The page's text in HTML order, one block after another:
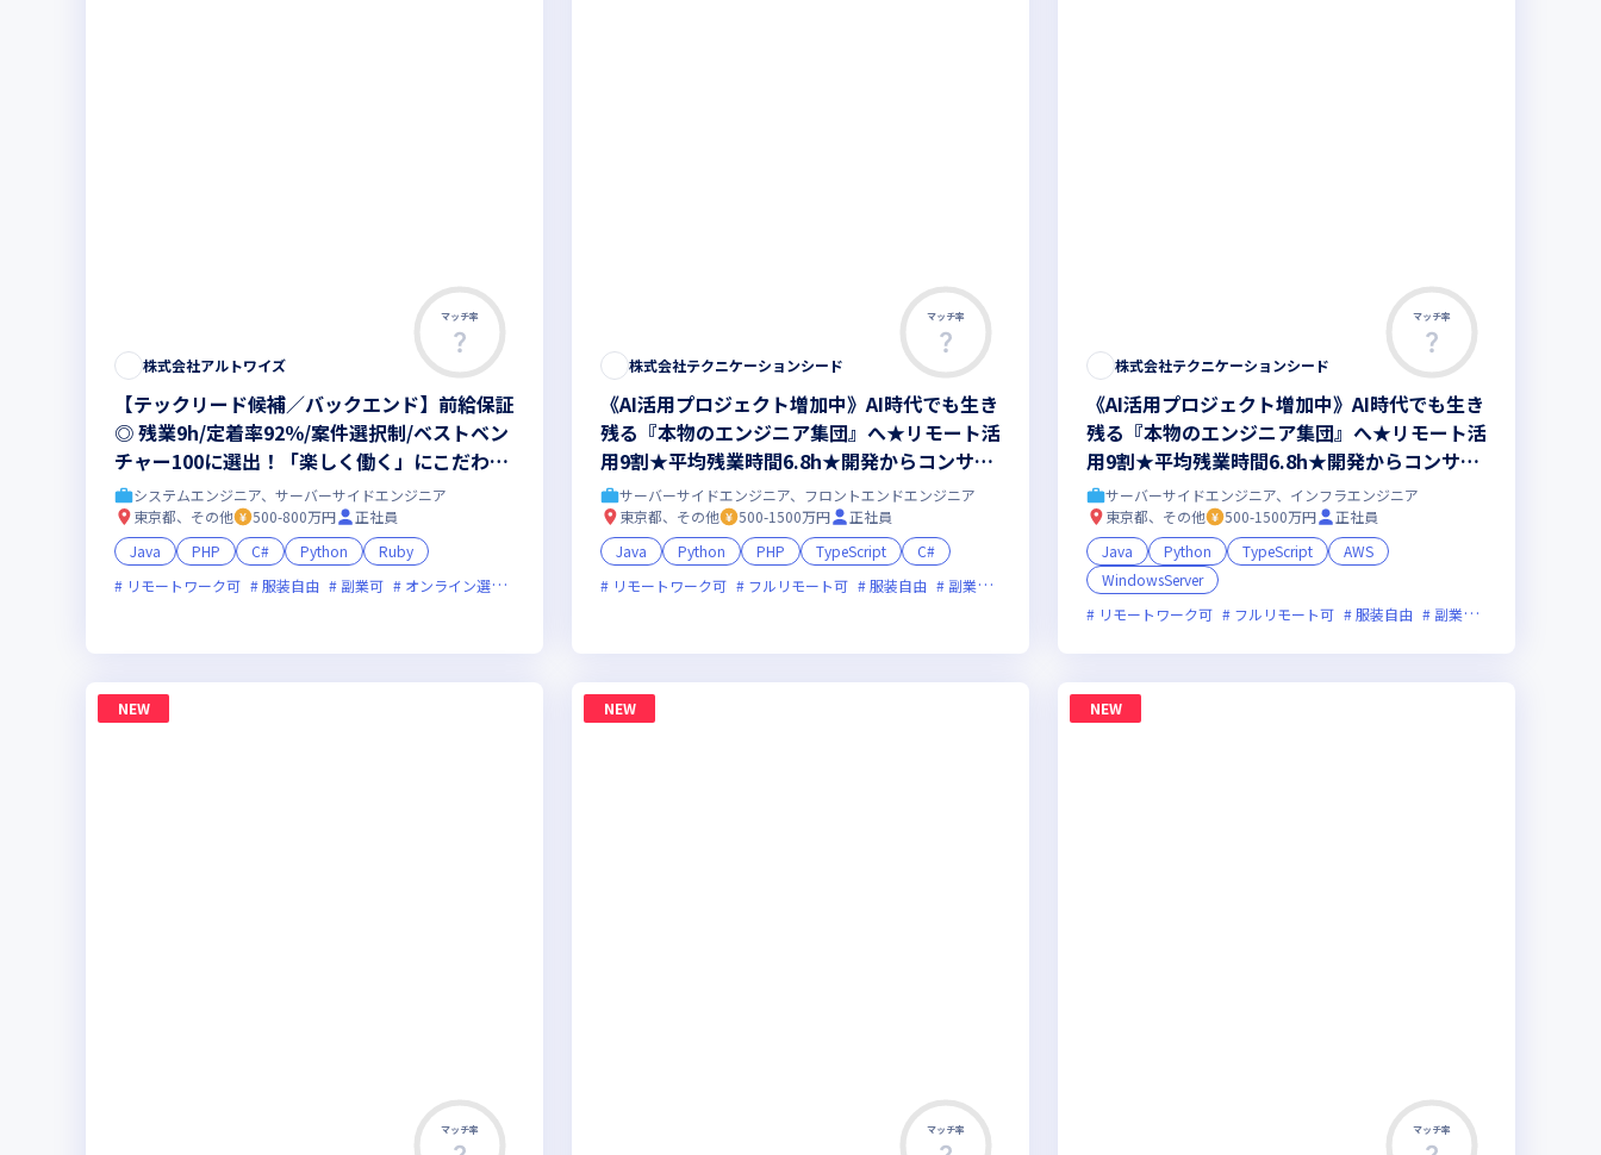
マッチ率
株式会社アルトワイズ
【テックリード候補／バックエンド】前給保証
◎ 残業9h/定着率92％/案件選択制/ベストベン
チャー100に選出！「楽しく働く」にこだわり
抜く会社。仕事も、人生も、本気で楽しめる環
境へ！
システムエンジニア、サーバーサイドエンジニア
東京都、その他
500-800万円
正社員
Java
PHP C# Python
Ruby
リモートワーク可
服装自由 副業可 オンライン選考可 ベンチャー企業 残業月20時間未満 女性エンジニアが活躍中
マッチ率
株式会社テクニケーションシード
《AI活用プロジェクト増加中》AI時代でも生き
残る『本物のエンジニア集団』へ★リモート活
用9割★平均残業時間6.8h★開発からコンサル
領域まで、一気通貫でキャリアを作りたいあな
たにオススメの環境です！
サーバーサイドエンジニア、フロントエンドエンジニア
東京都、その他
500-1500万円
正社員
Java
Python PHP TypeScript
C#
リモートワーク可
フルリモート可 服装自由 副業可 オンライン選考可 新規立ち上げ
マッチ率
株式会社テクニケーションシード
《AI活用プロジェクト増加中》AI時代でも生き
残る『本物のエンジニア集団』へ★リモート活
用9割★平均残業時間6.8h★開発からコンサル
領域まで、一気通貫でキャリアを作りたいあな
たにオススメの環境です！
サーバーサイドエンジニア、インフラエンジニア
東京都、その他
500-1500万円
正社員
Java
Python TypeScript
AWS
WindowsServer
リモートワーク可
フルリモート可 服装自由 副業可
NEW
マッチ率
NEW
マッチ率
NEW
マッチ率